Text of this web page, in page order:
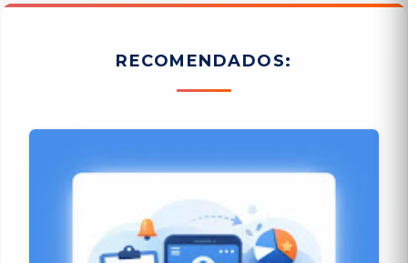
RECOMENDADOS: